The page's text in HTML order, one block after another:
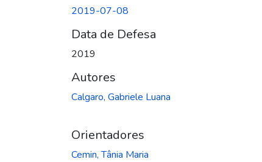
2019-07-08
Data de Defesa
2019
Autores
Calgaro, Gabriele Luana
Orientadores
Cemin, Tânia Maria